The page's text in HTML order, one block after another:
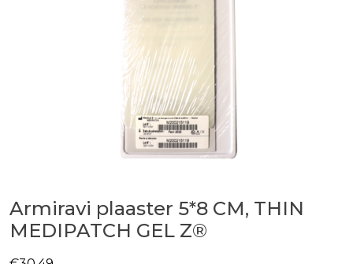
Armiravi plaaster 5*8 CM, THIN
MEDIPATCH GEL Z®